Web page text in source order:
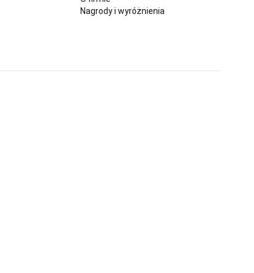
Nagrody i wyróżnienia